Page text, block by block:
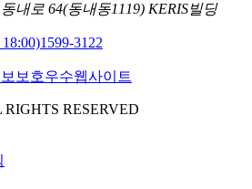
내로 64(동내동1119) KERIS빌딩
1599-3122
RESERVED